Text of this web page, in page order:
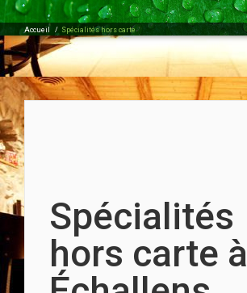
Accueil / Spécialités hors carte
Spécialités
hors carte à